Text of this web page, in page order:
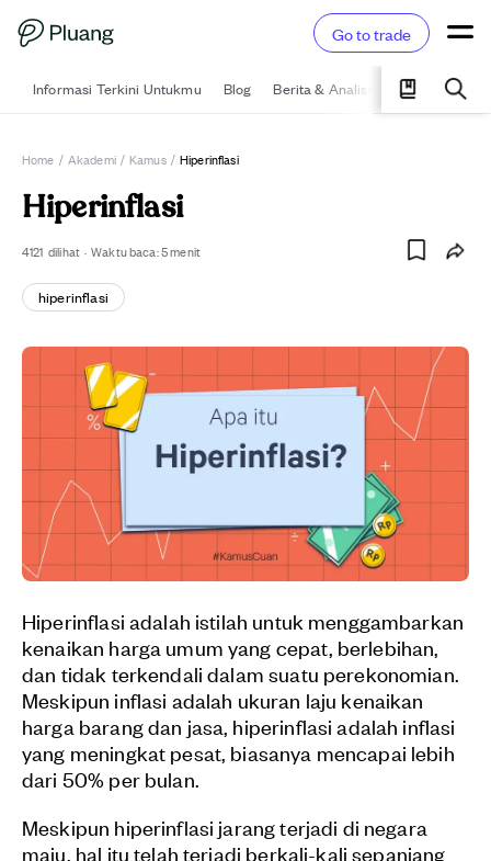
Go to trade
Informasi Terkini Untukmu Blog Berita & Analisis Pelajari
Home / Akademi / Kamus / Hiperinflasi
Hiperinflasi
4121 dilihat · Waktu baca:5menit
hiperinflasi
Hiperinflasi adalah istilah untuk menggambarkan
kenaikan harga umum yang cepat, berlebihan,
dan tidak terkendali dalam suatu perekonomian.
Meskipun inflasi adalah ukuran laju kenaikan
harga barang dan jasa, hiperinflasi adalah inflasi
yang meningkat pesat, biasanya mencapai lebih
dari 50% per bulan.
Meskipun hiperinflasi jarang terjadi di negara
maju, hal itu telah terjadi berkali-kali sepanjang